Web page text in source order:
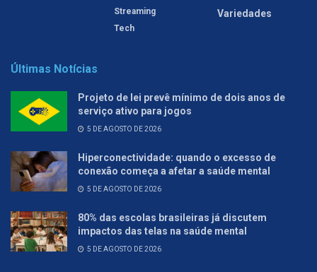
Streaming
Tech
Variedades
Últimas Notícias
Projeto de lei prevê mínimo de dois anos de
serviço ativo para jogos
5 DE AGOSTO DE 2026
Hiperconectividade: quando o excesso de
conexão começa a afetar a saúde mental
5 DE AGOSTO DE 2026
80% das escolas brasileiras já discutem
impactos das telas na saúde mental
5 DE AGOSTO DE 2026